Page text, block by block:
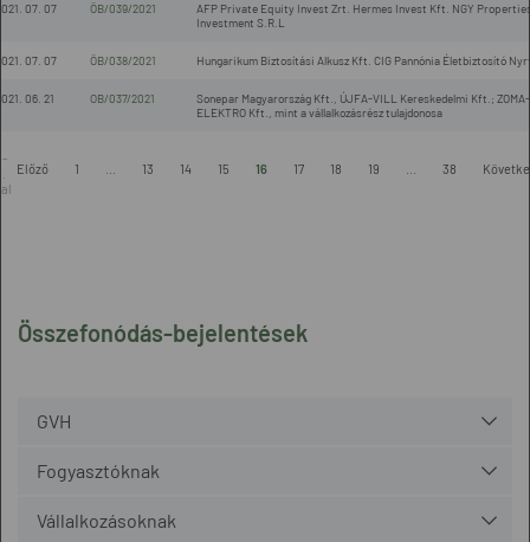
Összefonódás-bejelentések
GVH
Fogyasztóknak
Vállalkozásoknak
07. 07 ÖB/039/2021
AFP Private Equity Invest Zrt. Hermes Invest Kft. NGY
Investment S.R.L
07. 07 ÖB/038/2021 Hungarikum Biztosítási Alkusz Kft. CIG Pannónia Életbiztosító
06. 21 OB/037/2021
Sonepar Magyarország Kft., ÚJFA-VILL Kereskedelmi Kft.; ZOMA-
ELEKTRO Kft., mint a vállalkozásrész tulajdonosa
-
Előző 1 13 14 15 16 17 18 19 38